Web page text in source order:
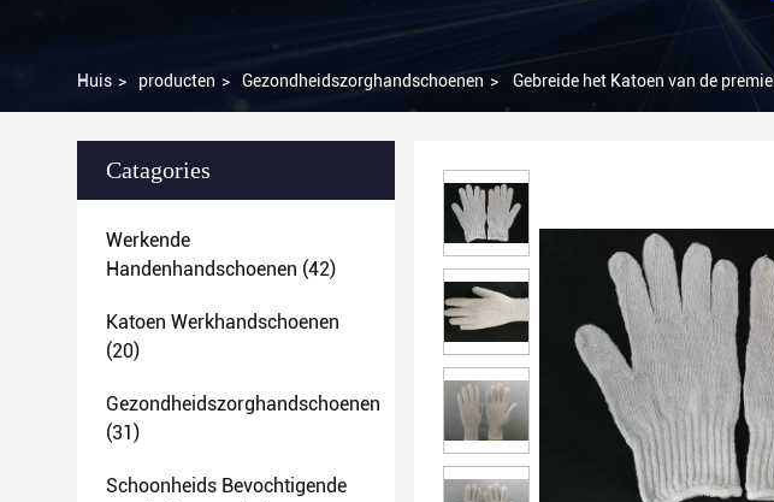
Huis > producten > Gezondheidszorghandschoenen > Gebreide het Katoen van de
Catagories
Werkende
Handenhandschoenen (42)
Katoen Werkhandschoenen
(20)
Gezondheidszorghandschoenen
(31)
Schoonheids Bevochtigende